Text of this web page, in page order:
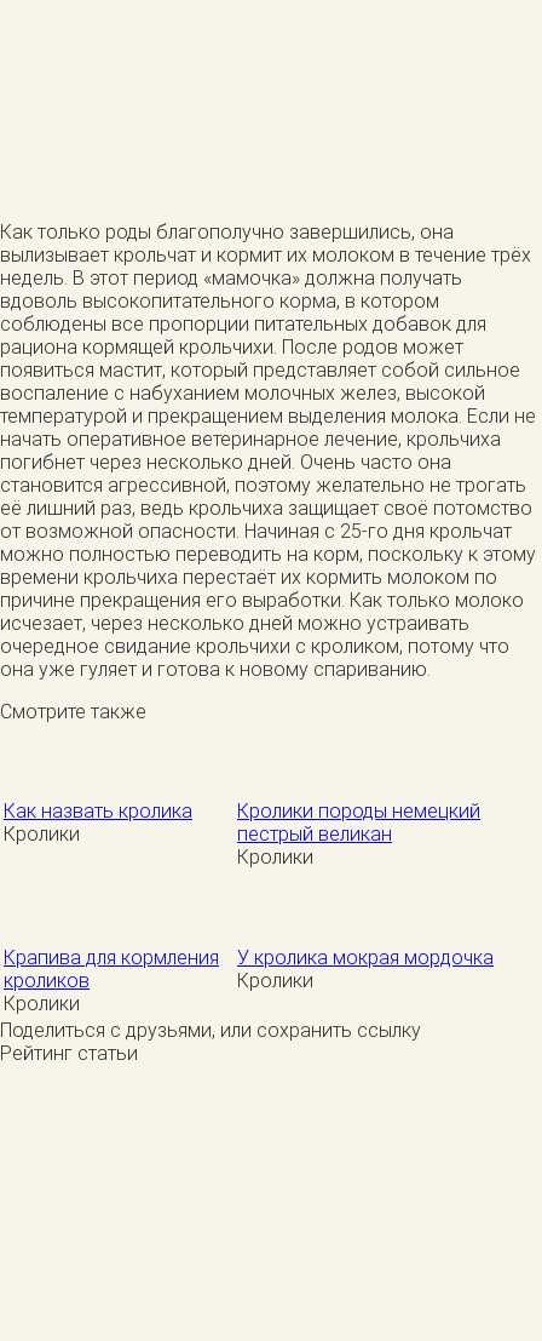
Как только роды благополучно завершились, она
вылизывает крольчат и кормит их молоком в течение трёх
недель. В этот период «мамочка» должна получать
вдоволь высокопитательного корма, в котором
соблюдены все пропорции питательных добавок для
рациона кормящей крольчихи. После родов может
появиться мастит, который представляет собой сильное
воспаление с набуханием молочных желез, высокой
температурой и прекращением выделения молока. Если не
начать оперативное ветеринарное лечение, крольчиха
погибнет через несколько дней. Очень часто она
становится агрессивной, поэтому желательно не трогать
её лишний раз, ведь крольчиха защищает своё потомство
от возможной опасности. Начиная с 25-го дня крольчат
можно полностью переводить на корм, поскольку к этому
времени крольчиха перестаёт их кормить молоком по
причине прекращения его выработки. Как только молоко
исчезает, через несколько дней можно устраивать
очередное свидание крольчихи с кроликом, потому что
она уже гуляет и готова к новому спариванию.
Смотрите также
Как назвать кролика
Кролики
Кролики породы немецкий
пестрый великан
Кролики
Крапива для кормления
кроликов
Кролики
У кролика мокрая мордочка
Кролики
Поделиться с друзьями, или сохранить ссылку
Рейтинг статьи